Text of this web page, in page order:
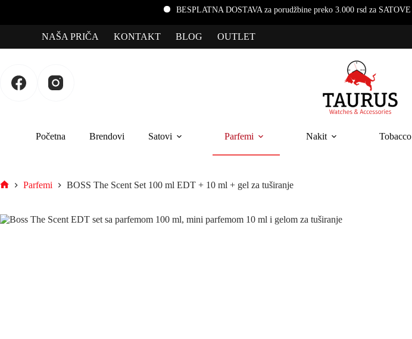
BESPLATNA DOSTAVA za porudžbine preko 3.000 rsd za SATOVE i NAKIT
NAŠA PRIČA KONTAKT BLOG OUTLET
Početna Brendovi Satovi Parfemi Nakit Tobacco
Parfemi BOSS The Scent Set 100 ml EDT + 10 ml + gel za tuširanje